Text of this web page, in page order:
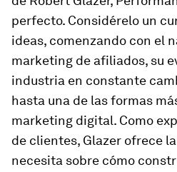
perfecto. Considérelo un
ideas, comenzando con el
marketing de afiliados, su
industria en constante
hasta una de las formas
marketing digital. Como
de clientes, Glazer ofrece
necesita sobre cómo